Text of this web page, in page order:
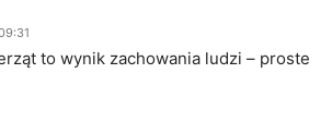
to wynik zachowania ludzi – proste